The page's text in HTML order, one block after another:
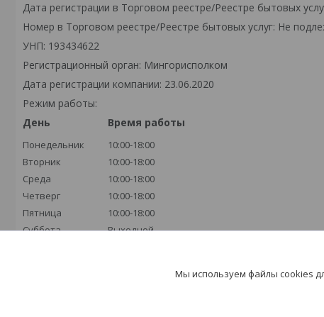
Дата регистрации в Торговом реестре/Реестре бытовых
Номер в Торговом реестре/Реестре бытовых услуг: Не
УНП: 193434622
Регистрационный орган: Мингорисполком
Дата регистрации компании: 23.06.2020
Режим работы:
День
Время работы
Понедельник
10:00-18:00
Вторник
10:00-18:00
Среда
10:00-18:00
Четверг
10:00-18:00
Пятница
10:00-18:00
Суббота
Выходной
Мы используем файлы cookies